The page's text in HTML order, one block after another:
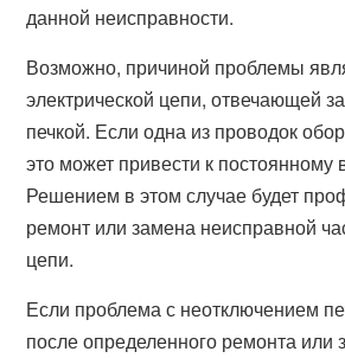
данной неисправности.
Возможно, причиной проблемы
электрической цепи, отвечающей
печкой. Если одна из проводок
это может привести к постоянному
Решением в этом случае будет
ремонт или замена неисправной
цепи.
Если проблема с неотключением
после определенного ремонта или